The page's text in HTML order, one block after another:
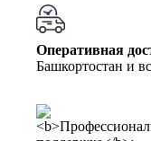
Оперативная
Башкортостан и